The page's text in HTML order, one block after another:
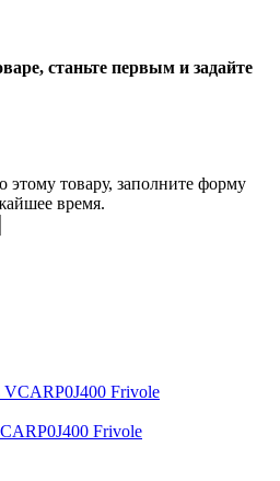
станьте первым и задайте
этому товару, заполните форму
время.
Frivole